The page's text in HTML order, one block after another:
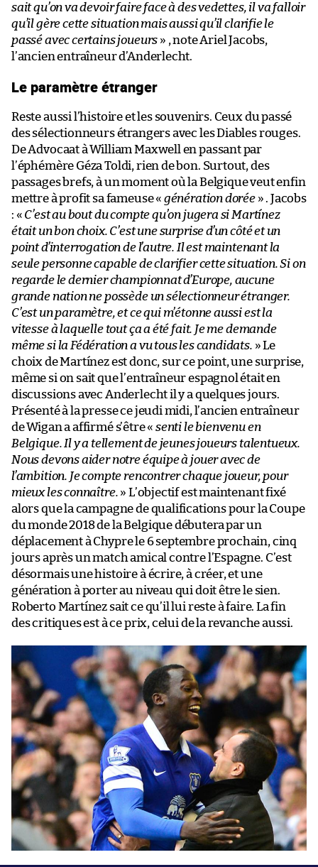
sait qu’on va devoir faire face à des vedettes, il va falloir
qu’il gère cette situation mais aussi qu’il clarifie le
passé avec certains joueurs » , note Ariel Jacobs,
l’ancien entraîneur d’Anderlecht.
Le paramètre étranger
Reste aussi l’histoire et les souvenirs. Ceux du passé
des sélectionneurs étrangers avec les Diables rouges.
De Advocaat à William Maxwell en passant par
l’éphémère Géza Toldi, rien de bon. Surtout, des
passages brefs, à un moment où la Belgique veut enfin
mettre à profit sa fameuse « génération dorée» . Jacobs
: « C’est au bout du compte qu’on jugera si Martínez
était un bon choix. C’est une surprise d’un côté et un
point d’interrogation de l’autre. Il est maintenant la
seule personne capable de clarifier cette situation. Si on
regarde le dernier championnat d’Europe, aucune
grande nation ne possède un sélectionneur étranger.
C’est un paramètre, et ce qui m’étonne aussi est la
vitesse à laquelle tout ça a été fait. Je me demande
même si la Fédération a vu tous les candidats. » Le
choix de Martínez est donc, sur ce point, une surprise,
même si on sait que l’entraîneur espagnol était en
discussions avec Anderlecht il y a quelques jours.
Présenté à la presse ce jeudi midi, l’ancien entraîneur
de Wigan a affirmé s’être « senti le bienvenu en
Belgique. Il y a tellement de jeunes joueurs talentueux.
Nous devons aider notre équipe à jouer avec de
l’ambition. Je compte rencontrer chaque joueur, pour
mieux les connaître. » L’objectif est maintenant fixé
alors que la campagne de qualifications pour la Coupe
du monde 2018 de la Belgique débutera par un
déplacement à Chypre le 6 septembre prochain, cinq
jours après un match amical contre l’Espagne. C’est
désormais une histoire à écrire, à créer, et une
génération à porter au niveau qui doit être le sien.
Roberto Martínez sait ce qu’il lui reste à faire. La fin
des critiques est à ce prix, celui de la revanche aussi.